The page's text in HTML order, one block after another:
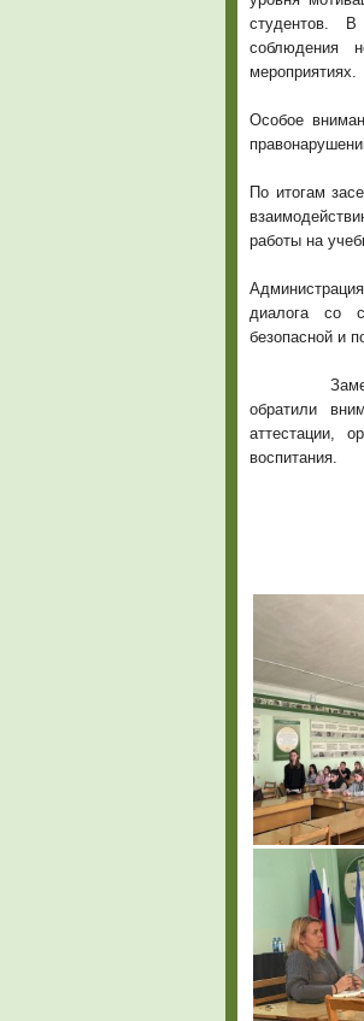
студентов.
соблюдения
мероприятиях.
Особое
По итогам
работы на
диалога со
безопасной и
обратили
аттестации,
воспитания.